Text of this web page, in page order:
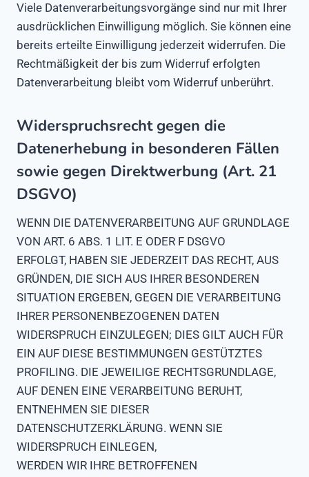
Viele Datenverarbeitungsvorgänge sind nur mit Ihrer
ausdrücklichen Einwilligung möglich. Sie können eine
bereits erteilte Einwilligung jederzeit widerrufen. Die
Rechtmäßigkeit der bis zum Widerruf erfolgten
Datenverarbeitung bleibt vom Widerruf unberührt.
Widerspruchsrecht gegen die
Datenerhebung in besonderen Fällen
sowie gegen Direktwerbung (Art. 21
DSGVO)
WENN DIE DATENVERARBEITUNG AUF GRUNDLAGE
VON ART. 6 ABS. 1 LIT. E ODER F DSGVO
ERFOLGT, HABEN SIE JEDERZEIT DAS RECHT, AUS
GRÜNDEN, DIE SICH AUS IHRER BESONDEREN
SITUATION ERGEBEN, GEGEN DIE VERARBEITUNG
IHRER PERSONENBEZOGENEN DATEN
WIDERSPRUCH EINZULEGEN; DIES GILT AUCH FÜR
EIN AUF DIESE BESTIMMUNGEN GESTÜTZTES
PROFILING. DIE JEWEILIGE RECHTSGRUNDLAGE,
AUF DENEN EINE VERARBEITUNG BERUHT,
ENTNEHMEN SIE DIESER
DATENSCHUTZERKLÄRUNG. WENN SIE
WIDERSPRUCH EINLEGEN,
WERDEN WIR IHRE BETROFFENEN